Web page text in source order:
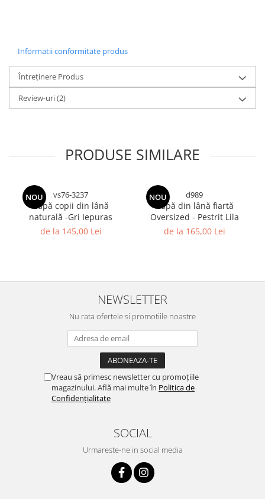
Informatii conformitate produs
Întreținere Produs
Review-uri(2)
PRODUSE SIMILARE
NOU vs76-3237
Capă copii din lână
naturală -Gri Iepuras
de la 145,00 Lei
NOU d989
Capă din lână fiartă
Oversized - Pestrit Lila
de la 165,00 Lei
NEWSLETTER
Nu rata ofertele si promotiile noastre
Vreau să primesc newsletter cu promoțiile
magazinului. Află mai multe în Politica de
Confidențialitate
SOCIAL
Urmareste-ne in social media